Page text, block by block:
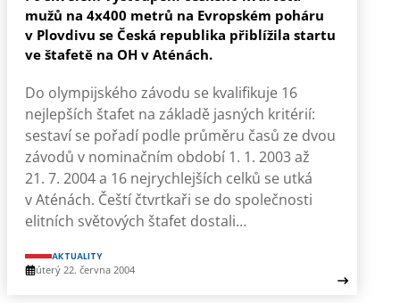
mužů na 4x400 metrů na Evropském poháru
v Plovdivu se Česká republika přiblížila startu
ve štafetě na OH v Aténách.
Do olympijského závodu se kvalifikuje 16
nejlepších štafet na základě jasných kritérií:
sestaví se pořadí podle průměru časů ze dvou
závodů v nominačním období 1. 1. 2003 až
21. 7. 2004 a 16 nejrychlejších celků se utká
v Aténách. Čeští čtvrtkaři se do společnosti
elitních světových štafet dostali…
AKTUALITY
úterý 22. června 2004